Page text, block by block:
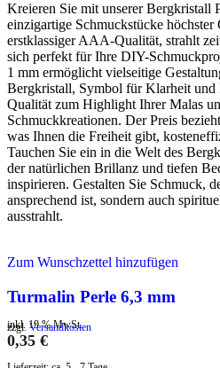
Kreieren Sie mit unserer Bergkristall
einzigartige Schmuckstücke
erstklassiger AAA-Qualität, strahlt
sich perfekt für Ihre DIY-
1 mm ermöglicht vielseitige
Bergkristall, Symbol für Klarheit
Qualität zum Highlight Ihrer Malas
Schmuckkreationen. Der Preis
was Ihnen die Freiheit gibt,
Tauchen Sie ein in die Welt des
der natürlichen Brillanz und tiefen
inspirieren. Gestalten Sie Schmuck,
ansprechend ist, sondern auch
ausstrahlt.
Zum Wunschzettel hinzufügen
Turmalin Perle 6,3 mm
inkl. 19 % MwSt.
zzgl. Versandkosten
0,35 €